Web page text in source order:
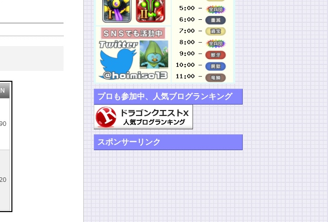
プロも参加中、人気ブログランキング
スポンサーリンク